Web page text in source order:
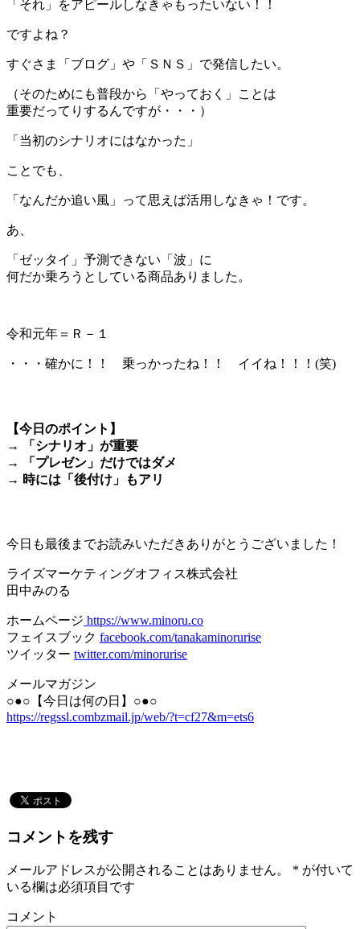
「それ」をアピールしなきゃもったいない！！
ですよね？
すぐさま「ブログ」や「ＳＮＳ」で発信したい。
（そのためにも普段から「やっておく」ことは
重要だってりするんですが・・・）
「当初のシナリオにはなかった」
ことでも、
「なんだか追い風」って思えば活用しなきゃ！です。
あ、
「ゼッタイ」予測できない「波」に
何だか乗ろうとしている商品ありました。
令和元年＝Ｒ－１
・・・確かに！！ 乗っかったね！！ イイね！！！(笑)
【今日のポイント】
→ 「シナリオ」が重要
→ 「プレゼン」だけではダメ
→ 時には「後付け」もアリ
今日も最後までお読みいただきありがとうございました！
ライズマーケティングオフィス株式会社
田中みのる
ホームページ https://www.minoru.co
フェイスブック facebook.com/tanakaminorurise
ツイッター twitter.com/minorurise
メールマガジン
○●○【今日は何の日】○●○
https://regssl.combzmail.jp/web/?t=cf27&m=ets6
コメントを残す
メールアドレスが公開されることはありません。 * が付いて
いる欄は必須項目です
コメント